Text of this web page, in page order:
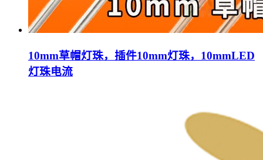
10mm草帽灯珠，插件10mm灯珠，10mmLED
灯珠电流